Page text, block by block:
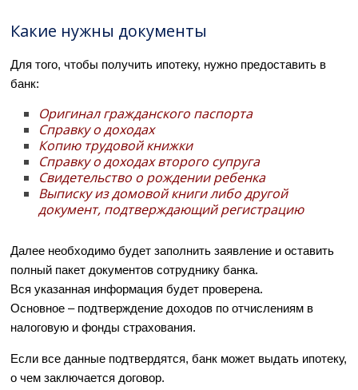
Какие нужны документы
Для того, чтобы получить ипотеку, нужно предоставить в
банк:
Оригинал гражданского паспорта
Справку о доходах
Копию трудовой книжки
Справку о доходах второго супруга
Свидетельство о рождении ребенка
Выписку из домовой книги либо другой
документ, подтверждающий регистрацию
Далее необходимо будет заполнить заявление и оставить
полный пакет документов сотруднику банка.
Вся указанная информация будет проверена.
Основное – подтверждение доходов по отчислениям в
налоговую и фонды страхования.
Если все данные подтвердятся, банк может выдать ипотеку,
о чем заключается договор.